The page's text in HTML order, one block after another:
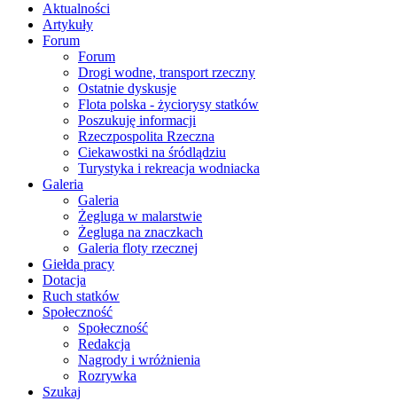
Aktualności
Artykuły
Forum
Forum
Drogi wodne, transport rzeczny
Ostatnie dyskusje
Flota polska - życiorysy statków
Poszukuję informacji
Rzeczpospolita Rzeczna
Ciekawostki na śródlądziu
Turystyka i rekreacja wodniacka
Galeria
Galeria
Żegluga w malarstwie
Żegluga na znaczkach
Galeria floty rzecznej
Giełda pracy
Dotacja
Ruch statków
Społeczność
Społeczność
Redakcja
Nagrody i wróżnienia
Rozrywka
Szukaj